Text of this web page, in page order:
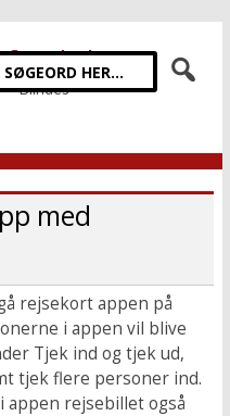
Blindes
med
rejsekort appen på
i appen vil blive
Tjek ind og tjek ud,
tjek flere personer ind.
rejsebillet også